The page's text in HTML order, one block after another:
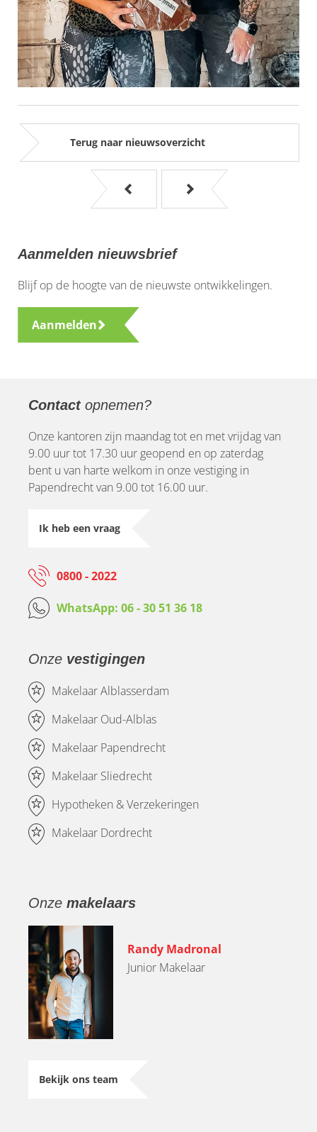
Terug naar nieuwsoverzicht
Aanmelden nieuwsbrief
Blijf op de hoogte van de nieuwste ontwikkelingen.
Aanmelden
Contactopnemen?
Onze kantoren zijn maandag tot en met vrijdag van
9.00 uur tot 17.30 uur geopend en op zaterdag
bent u van harte welkom in onze vestiging in
Papendrecht van 9.00 tot 16.00 uur.
Ik heb een vraag
0800 - 2022
WhatsApp: 06 - 30 51 36 18
Onze vestigingen
Makelaar Alblasserdam
Makelaar Oud-Alblas
Makelaar Papendrecht
Makelaar Sliedrecht
Hypotheken & Verzekeringen
Makelaar Dordrecht
Onze makelaars
Randy Madronal
Junior Makelaar
Bekijk ons team